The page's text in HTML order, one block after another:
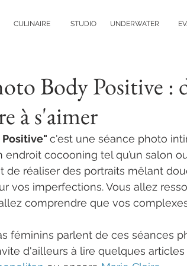
CULINAIRE STUDIO UNDERWATER
Body Positive :
à s'aimer
c'est une séance photo
cocooning tel qu’un salon
de réaliser des portraits mêlant
vos imperfections. Vous allez
comprendre que vos
féminins parlent de ces séances
d'ailleurs à lire quelques